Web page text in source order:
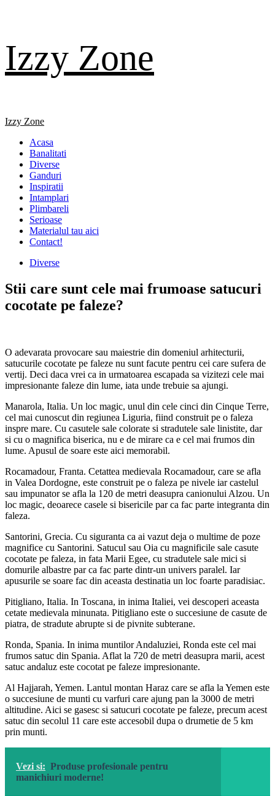
content
Izzy Zone
Primary
Izzy Zone
Acasa
Banalitati
Diverse
Ganduri
Inspiratii
Intamplari
Plimbareli
Serioase
Materialul tau aici
Contact!
Diverse
Stii care sunt cele mai frumoase satucuri
cocotate pe faleze?
O adevarata provocare sau maiestrie din domeniul arhitecturii,
satucurile cocotate pe faleze nu sunt facute pentru cei care sufera de
vertij. Deci daca vrei ca in urmatoarea escapada sa vizitezi cele mai
impresionante faleze din lume, iata unde trebuie sa ajungi.
Manarola, Italia. Un loc magic, unul din cele cinci din Cinque Terre,
cel mai cunoscut din regiunea Liguria, fiind construit pe o faleza
inspre mare. Cu casutele sale colorate si stradutele sale linistite, dar
si cu o magnifica biserica, nu e de mirare ca e cel mai frumos din
lume. Apusul de soare este aici memorabil.
Rocamadour, Franta. Cetattea medievala Rocamadour, care se afla
in Valea Dordogne, este construit pe o faleza pe nivele iar castelul
sau impunator se afla la 120 de metri deasupra canionului Alzou. Un
loc magic, deoarece casele si bisericile par ca fac parte integranta din
faleza.
Santorini, Grecia. Cu siguranta ca ai vazut deja o multime de poze
magnifice cu Santorini. Satucul sau Oia cu magnificile sale casute
cocotate pe faleza, in fata Marii Egee, cu stradutele sale mici si
domurile albastre par ca fac parte dintr-un univers paralel. Iar
apusurile se soare fac din aceasta destinatia un loc foarte paradisiac.
Pitigliano, Italia. In Toscana, in inima Italiei, vei descoperi aceasta
cetate medievala minunata. Pitigliano este o succesiune de casute de
piatra, de stradute abrupte si de pivnite subterane.
Ronda, Spania. In inima muntilor Andaluziei, Ronda este cel mai
frumos satuc din Spania. Aflat la 720 de metri deasupra marii, acest
satuc andaluz este cocotat pe faleze impresionante.
Al Hajjarah, Yemen. Lantul montan Haraz care se afla la Yemen este
o succesiune de munti cu varfuri care ajung pan la 3000 de metri
altitudine. Aici se gasesc si satucuri cocotate pe faleze, precum acest
satuc din secolul 11 care este accesobil dupa o drumetie de 5 km
prin munti.
Vezi si: Produse profesionale pentru
manichiuri moderne!